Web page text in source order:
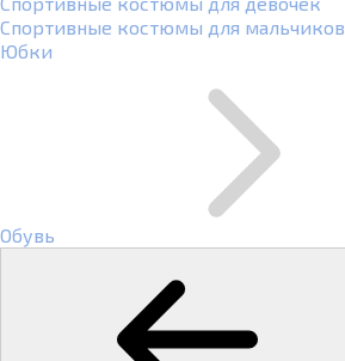
Спортивные костюмы для мальчиков
Юбки
Обувь